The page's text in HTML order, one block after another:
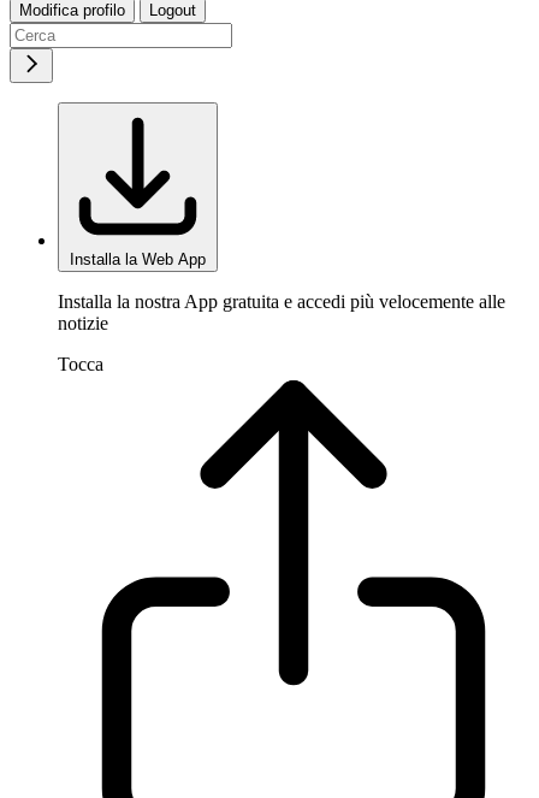
Modifica profilo Logout
Installa la Web App
Installa la nostra App gratuita e accedi più velocemente alle
notizie
Tocca